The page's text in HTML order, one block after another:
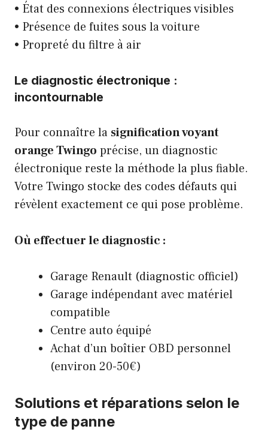
• État des connexions électriques visibles
• Présence de fuites sous la voiture
• Propreté du filtre à air
Le diagnostic électronique :
incontournable
Pour connaître la signification voyant
orange Twingo précise, un diagnostic
électronique reste la méthode la plus fiable.
Votre Twingo stocke des codes défauts qui
révèlent exactement ce qui pose problème.
Où effectuer le diagnostic :
Garage Renault (diagnostic officiel)
Garage indépendant avec matériel
compatible
Centre auto équipé
Achat d’un boîtier OBD personnel
(environ 20-50€)
Solutions et réparations selon le
type de panne